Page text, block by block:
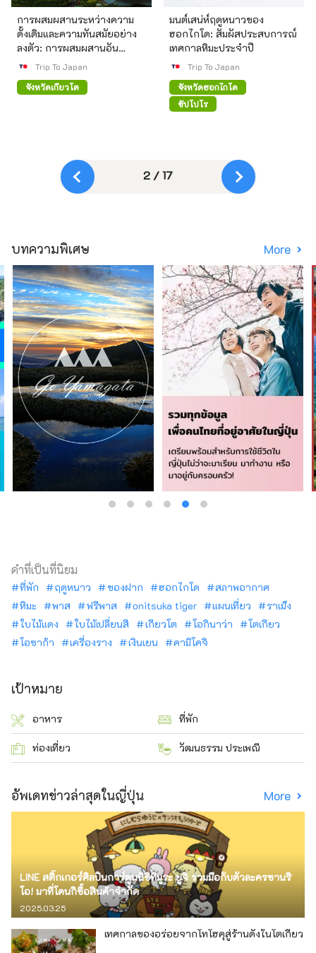
การผสมผสานระหว่างความ
ดั้งเดิมและความทันสมัยอย่าง
ลงตัว: การผสมผสานอัน
สวยงามระหว่างญี่ปุ่น
Trip To Japan
จังหวัดเกียวโต
มนต์เสน่ห์ฤดูหนาวของ
ฮอกไกโด: สัมผัสประสบการณ์
เทศกาลหิมะประจำปี
Trip To Japan
จังหวัดฮอกไกโด
ซัปโปโร
2 / 17
บทความพิเศษ More
คำที่เป็นที่นิยม
ที่พัก ฤดูหนาว ของฝาก ฮอกไกโด
สภาพอากาศ
หิมะ
พาส ฟรีพาส onitsuka tiger แผนเที่ยว
ราเม็ง
ใบไม้แดง
ใบไม้เปลี่ยนสี เกียวโต โอกินาว่า
โตเกียว
โอซาก้า
เครื่องราง เงินเยน คามิโคจิ
เป้าหมาย
อาหาร ที่พัก
ท่องเที่ยว วัฒนธรรม ประเพณี
อัพเดทข่าวล่าสุดในญี่ปุ่น More
LINE สติ๊กเกอร์ศิลปินการ์ตูนนิชิทีมูระ ยูจิ ร่วมมือกับตัวละครซานริ
โอ! มาที่โดนกิซื้อสินค้าจำกัด
2025.03.25
เทศกาลของอร่อยจากโทโฮคุสู่ร้านดังในโตเกียว